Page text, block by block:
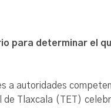
para determinar el
a autoridades
de Tlaxcala (TET)